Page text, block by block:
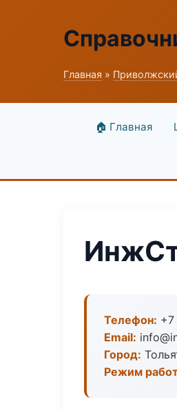
Главная »
🏠 Главная
Телефон:
Email:
Город:
Режим